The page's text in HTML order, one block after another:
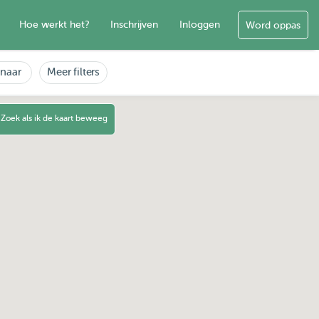
Hoe werkt het? Inschrijven Inloggen Word oppas
Meer filters
Zoek als ik de kaart beweeg